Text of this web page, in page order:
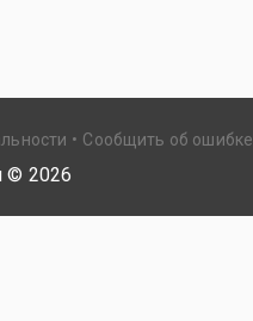
Сообщить об ошибке
© 2026